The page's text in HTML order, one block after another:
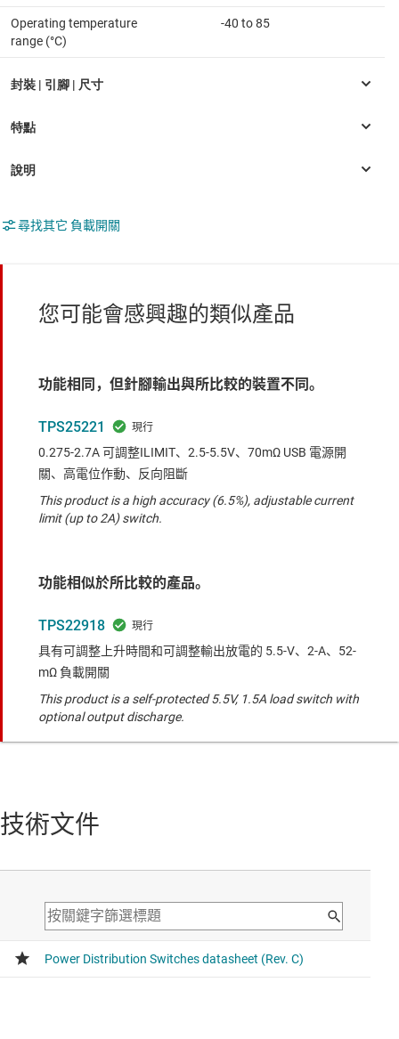
Operating temperature
range (°C)
-40 to 85
尋找其它 負載開關
您可能會感興趣的類似產品
功能相同，但針腳輸出與所比較的裝置不同。
TPS25221
0.275-2.7A 可調整ILIMIT、2.5-5.5V、70mΩ USB 電源開
關、高電位作動、反向阻斷
This product is a high accuracy (6.5%), adjustable current
limit (up to 2A) switch.
功能相似於所比較的產品。
TPS22918
具有可調整上升時間和可調整輸出放電的 5.5-V、2-A、52-
mΩ 負載開關
This product is a self-protected 5.5V, 1.5A load switch with
optional output discharge.
技術文件